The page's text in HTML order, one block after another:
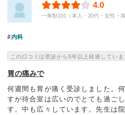
4.0
一角獣101（本人・20代・女性・
内科
この口コミは受診から5年以上経過していま
胃の痛みで
何週間も胃が痛く受診しました。
すが待合室は広いのでとても過ご
す。中も広々しています。先生は